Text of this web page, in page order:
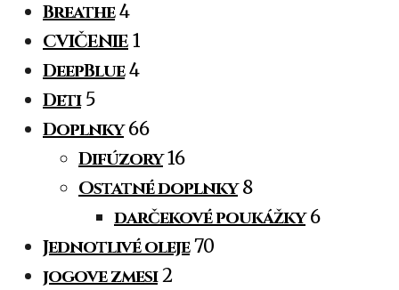
Breathe 4
CVIČENIE 1
DeepBlue 4
Deti 5
Doplnky 66
Difúzory 16
Ostatné doplnky 8
darčekové poukážky 6
Jednotlivé oleje 70
jogove zmesi 2